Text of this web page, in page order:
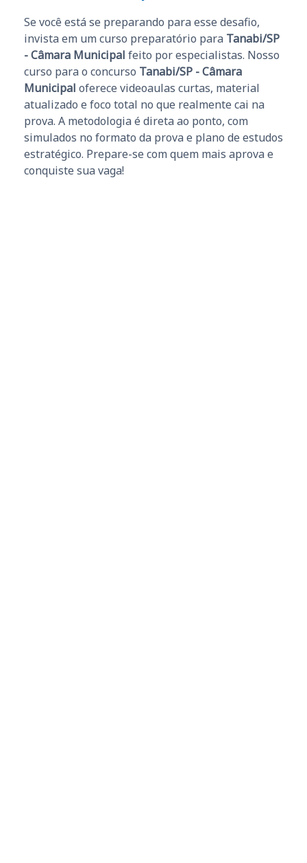
Se você está se preparando para esse desafio,
invista em um curso preparatório para Tanabi/SP
- Câmara Municipal feito por especialistas. Nosso
curso para o concurso Tanabi/SP - Câmara
Municipal oferece videoaulas curtas, material
atualizado e foco total no que realmente cai na
prova. A metodologia é direta ao ponto, com
simulados no formato da prova e plano de estudos
estratégico. Prepare-se com quem mais aprova e
conquiste sua vaga!